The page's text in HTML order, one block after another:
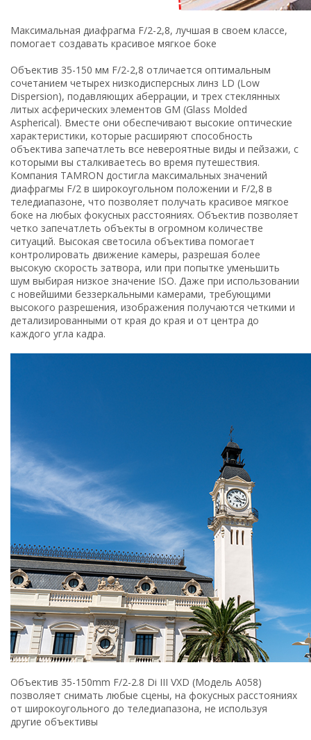
Максимальная диафрагма F/2-2,8, лучшая в своем классе,
помогает создавать красивое мягкое боке
Объектив 35-150 мм F/2-2,8 отличается оптимальным
сочетанием четырех низкодисперсных линз LD (Low
Dispersion), подавляющих аберрации, и трех стеклянных
литых асферических элементов GM (Glass Molded
Aspherical). Вместе они обеспечивают высокие оптические
характеристики, которые расширяют способность
объектива запечатлеть все невероятные виды и пейзажи, с
которыми вы сталкиваетесь во время путешествия.
Компания TAMRON достигла максимальных значений
диафрагмы F/2 в широкоугольном положении и F/2,8 в
теледиапазоне, что позволяет получать красивое мягкое
боке на любых фокусных расстояниях. Объектив позволяет
четко запечатлеть объекты в огромном количестве
ситуаций. Высокая светосила объектива помогает
контролировать движение камеры, разрешая более
высокую скорость затвора, или при попытке уменьшить
шум выбирая низкое значение ISO. Даже при использовании
с новейшими беззеркальными камерами, требующими
высокого разрешения, изображения получаются четкими и
детализированными от края до края и от центра до
каждого угла кадра.
Объектив 35-150mm F/2-2.8 Di III VXD (Модель A058)
позволяет снимать любые сцены, на фокусных расстояниях
от широкоугольного до теледиапазона, не используя
другие объективы